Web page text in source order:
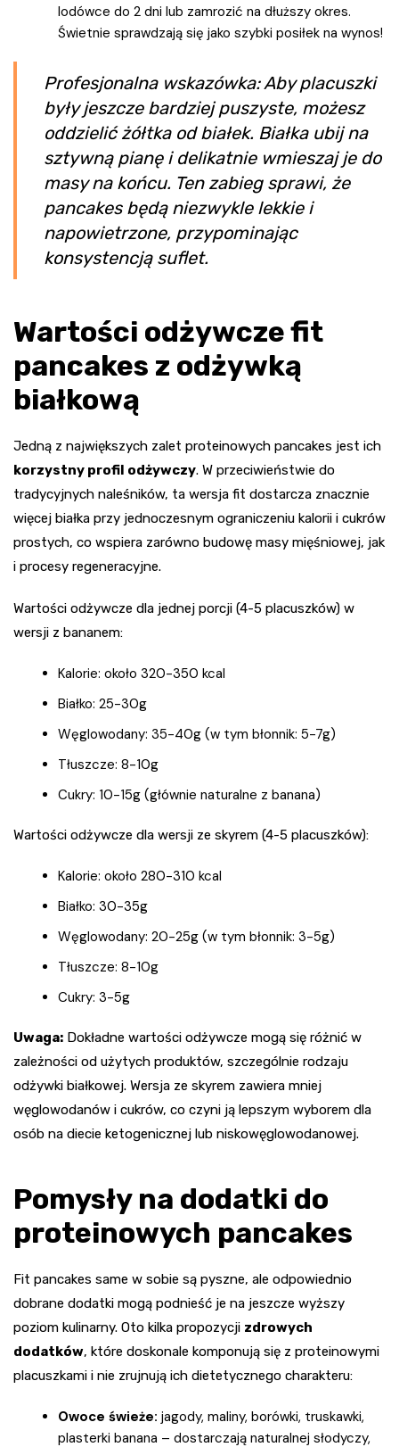
lodówce do 2 dni lub zamrozić na dłuższy okres.
Świetnie sprawdzają się jako szybki posiłek na wynos!
Profesjonalna wskazówka: Aby placuszki
były jeszcze bardziej puszyste, możesz
oddzielić żółtka od białek. Białka ubij na
sztywną pianę i delikatnie wmieszaj je do
masy na końcu. Ten zabieg sprawi, że
pancakes będą niezwykle lekkie i
napowietrzone, przypominając
konsystencją suflet.
Wartości odżywcze fit
pancakes z odżywką
białkową
Jedną z największych zalet proteinowych pancakes jest ich
korzystny profil odżywczy. W przeciwieństwie do
tradycyjnych naleśników, ta wersja fit dostarcza znacznie
więcej białka przy jednoczesnym ograniczeniu kalorii i cukrów
prostych, co wspiera zarówno budowę masy mięśniowej, jak
i procesy regeneracyjne.
Wartości odżywcze dla jednej porcji (4-5 placuszków) w
wersji z bananem:
Kalorie: około 320-350 kcal
Białko: 25-30g
Węglowodany: 35-40g (w tym błonnik: 5-7g)
Tłuszcze: 8-10g
Cukry: 10-15g (głównie naturalne z banana)
Wartości odżywcze dla wersji ze skyrem (4-5 placuszków):
Kalorie: około 280-310 kcal
Białko: 30-35g
Węglowodany: 20-25g (w tym błonnik: 3-5g)
Tłuszcze: 8-10g
Cukry: 3-5g
Uwaga: Dokładne wartości odżywcze mogą się różnić w
zależności od użytych produktów, szczególnie rodzaju
odżywki białkowej. Wersja ze skyrem zawiera mniej
węglowodanów i cukrów, co czyni ją lepszym wyborem dla
osób na diecie ketogenicznej lub niskowęglowodanowej.
Pomysły na dodatki do
proteinowych pancakes
Fit pancakes same w sobie są pyszne, ale odpowiednio
dobrane dodatki mogą podnieść je na jeszcze wyższy
poziom kulinarny. Oto kilka propozycji zdrowych
dodatków, które doskonale komponują się z proteinowymi
placuszkami i nie zrujnują ich dietetycznego charakteru:
Owoce świeże: jagody, maliny, borówki, truskawki,
plasterki banana – dostarczają naturalnej słodyczy,